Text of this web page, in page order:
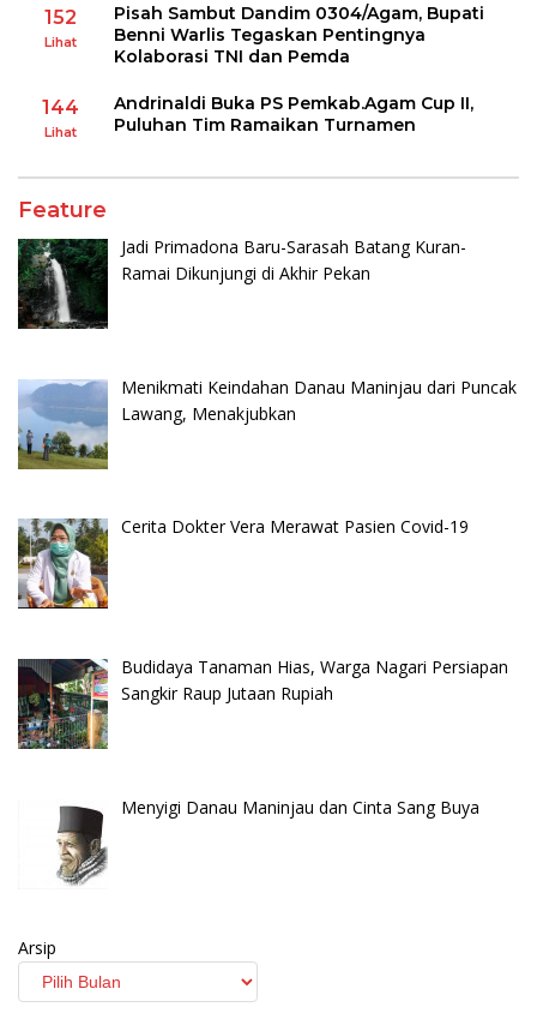
152
Lihat
Pisah Sambut Dandim 0304/Agam, Bupati
Benni Warlis Tegaskan Pentingnya
Kolaborasi TNI dan Pemda
144
Lihat
Andrinaldi Buka PS Pemkab.Agam Cup II,
Puluhan Tim Ramaikan Turnamen
Feature
Jadi Primadona Baru-Sarasah Batang Kuran-
Ramai Dikunjungi di Akhir Pekan
Menikmati Keindahan Danau Maninjau dari Puncak
Lawang, Menakjubkan
Cerita Dokter Vera Merawat Pasien Covid-19
Budidaya Tanaman Hias, Warga Nagari Persiapan
Sangkir Raup Jutaan Rupiah
Menyigi Danau Maninjau dan Cinta Sang Buya
Arsip